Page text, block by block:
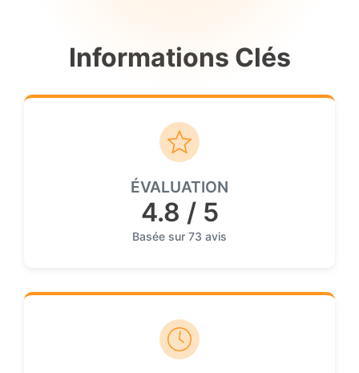
Informations Clés
ÉVALUATION
4.8 / 5
Basée sur 73 avis